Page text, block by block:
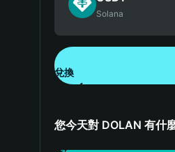
Solana
兌換
您今天對 DOLAN 有什